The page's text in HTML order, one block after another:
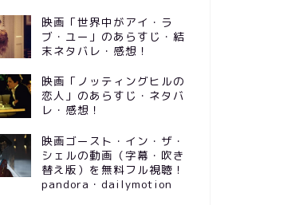
映画「世界中がアイ・ラ
ブ・ユー」のあらすじ・結
末ネタバレ・感想！
映画「ノッティングヒルの
恋人」のあらすじ・ネタバ
レ・感想！
映画ゴースト・イン・ザ・
シェルの動画（字幕・吹き
替え版）を無料フル視聴！
pandora・dailymotion